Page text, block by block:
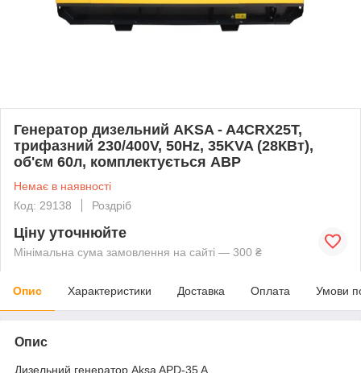
Генератор дизельний AKSA - A4CRX25T,
трифазний 230/400V, 50Hz, 35KVA (28КВт),
об'єм 60л, комплектується АВР
Немає в наявності
Код: 29138
Роздріб
Ціну уточнюйте
Мінімальна сума замовлення на сайті — 300 ₴
Опис Характеристики Доставка Оплата Умови
Опис
Дизельний генератор Aksa APD-35 A